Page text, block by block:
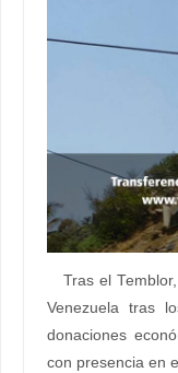
Tras el
Venezuela tras
donaciones
con presencia en